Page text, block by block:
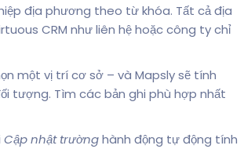
địa phương theo từ khóa. Tất cả địa
CRM như liên hệ hoặc công ty chỉ
một vị trí cơ sở – và Mapsly sẽ tính
tượng. Tìm các bản ghi phù hợp nhất
Cập nhật trườnghành động tự động tính